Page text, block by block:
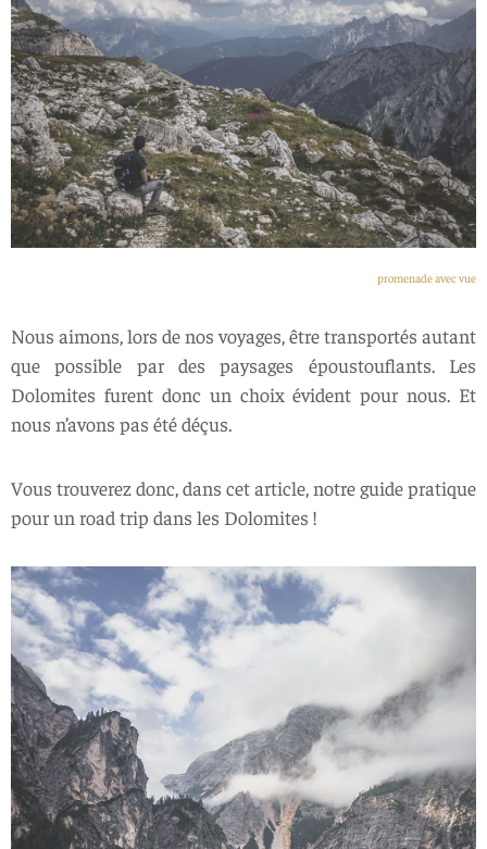
promenade avec vue
Nous aimons, lors de nos voyages, être transportés autant
que possible par des paysages époustouflants. Les
Dolomites furent donc un choix évident pour nous. Et
nous n’avons pas été déçus.
Vous trouverez donc, dans cet article, notre guide pratique
pour un road trip dans les Dolomites !